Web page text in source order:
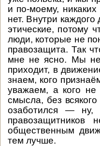
и по-моему,
нет. Внутри
этические, потому
люди, которые не
правозащита. Так
мне не ясно. Мы
приходит, в
знаем, кого
уважаем, а кого не
смысла, без
озаботился — ну,
общественным
тем лучше.